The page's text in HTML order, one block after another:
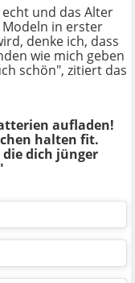
und das Alter
in erster
denke ich, dass
wie mich geben
schön", zitiert das
aufladen!
halten fit.
dich jünger